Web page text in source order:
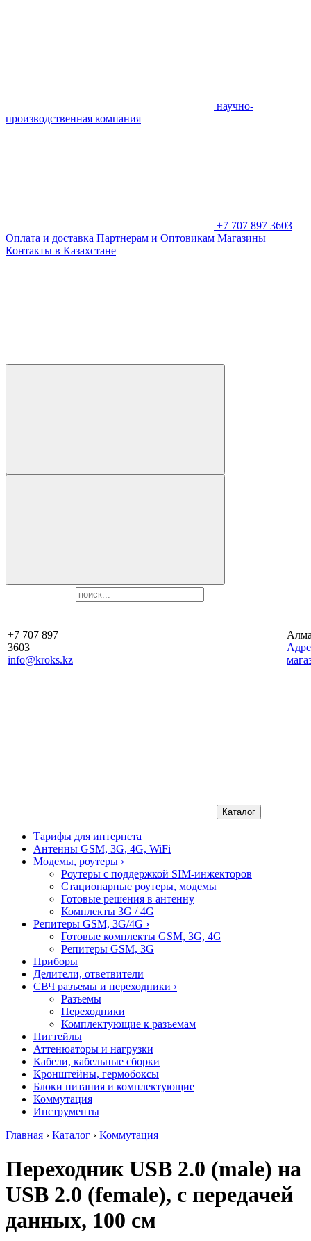
научно-
производственная компания
+7 707 897 3603
Оплата и доставка Партнерам и Оптовикам Магазины
Контакты в Казахстане
+7 707 897
3603
info@kroks.kz
Каталог
Тарифы для интернета
Антенны GSM, 3G, 4G, WiFi
Модемы, роутеры ›
Роутеры с поддержкой SIM-инжекторов
Стационарные роутеры, модемы
Готовые решения в антенну
Комплекты 3G / 4G
Репитеры GSM, 3G/4G ›
Готовые комплекты GSM, 3G, 4G
Репитеры GSM, 3G
Приборы
Делители, ответвители
СВЧ разъемы и переходники ›
Разъемы
Переходники
Комплектующие к разъемам
Пигтейлы
Аттенюаторы и нагрузки
Кабели, кабельные сборки
Кронштейны, гермобоксы
Блоки питания и комплектующие
Коммутация
Инструменты
Главная › Каталог › Коммутация
Переходник USB 2.0 (male) на
USB 2.0 (female), с передачей
данных, 100 см